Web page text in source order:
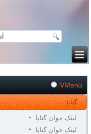
VMenu
گناپا :
لینک خوان گناپا
لینک خوان گناپا